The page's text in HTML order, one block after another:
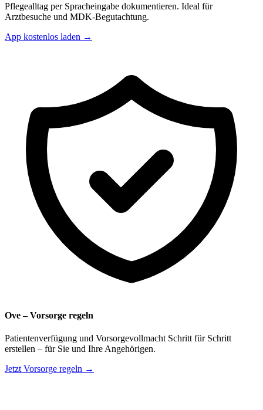
Pflegealltag per Spracheingabe dokumentieren. Ideal für
Arztbesuche und MDK-Begutachtung.
App kostenlos laden →
Ove – Vorsorge regeln
Patientenverfügung und Vorsorgevollmacht Schritt für Schritt
erstellen – für Sie und Ihre Angehörigen.
Jetzt Vorsorge regeln →